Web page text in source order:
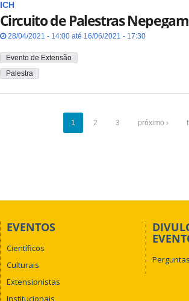
ICH
Circuito de Palestras
28/04/2021 - 14:00 até 16/06/2021 - 17:30
Evento de Extensão
Palestra
1 2 3 próximo ›
EVENTOS
Científicos
Culturais
Extensionistas
Institucionais